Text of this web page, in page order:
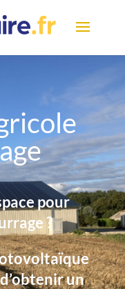
pour
?
un